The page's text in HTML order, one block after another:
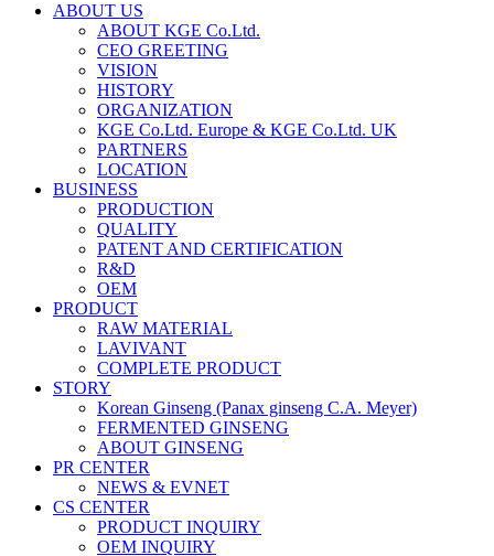
ABOUT US
ABOUT KGE Co.Ltd.
CEO GREETING
VISION
HISTORY
ORGANIZATION
KGE Co.Ltd. Europe & KGE Co.Ltd. UK
PARTNERS
LOCATION
BUSINESS
PRODUCTION
QUALITY
PATENT AND CERTIFICATION
R&D
OEM
PRODUCT
RAW MATERIAL
LAVIVANT
COMPLETE PRODUCT
STORY
Korean Ginseng (Panax ginseng C.A. Meyer)
FERMENTED GINSENG
ABOUT GINSENG
PR CENTER
NEWS & EVNET
CS CENTER
PRODUCT INQUIRY
OEM INQUIRY